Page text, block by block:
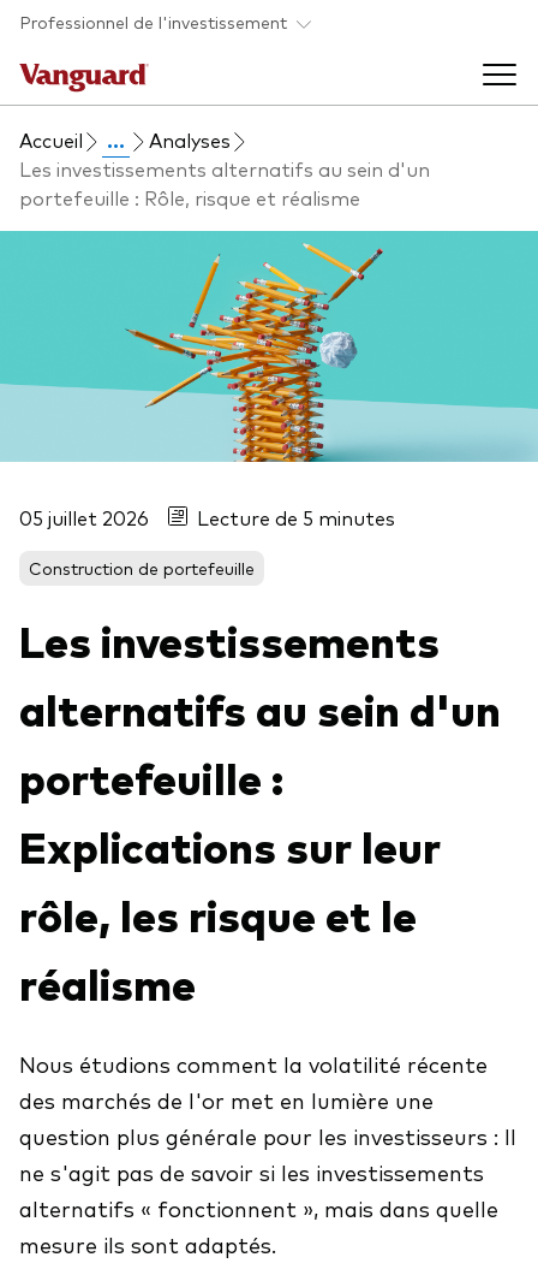
Skip to main content
Professionnel de l'investissement
Fonds et ETFs
Back to main menu
Tous les produits
Voir les produits par type
ETFs
Fonds commun de placement
Gestion passive
Marché monétaire
Obligations
À propos de nos produits
Actions
ESG
ETFs
Fonds indiciels
Analyses et événements
Back to main menu
Liste des analyses
Événements et webinaires
À propos de Vanguard
Back to main menu
Prévention de la fraude
Accueil ...
Analyses
Les investissements alternatifs au sein d'un
portefeuille : Rôle, risque et réalisme
05 juillet 2026 Lecture de 5 minutes
Construction de portefeuille
Les investissements
alternatifs au sein d'un
portefeuille :
Explications sur leur
rôle, les risque et le
réalisme
Nous étudions comment la volatilité récente
des marchés de l'or met en lumière une
question plus générale pour les investisseurs : Il
ne s'agit pas de savoir si les investissements
alternatifs « fonctionnent », mais dans quelle
mesure ils sont adaptés.